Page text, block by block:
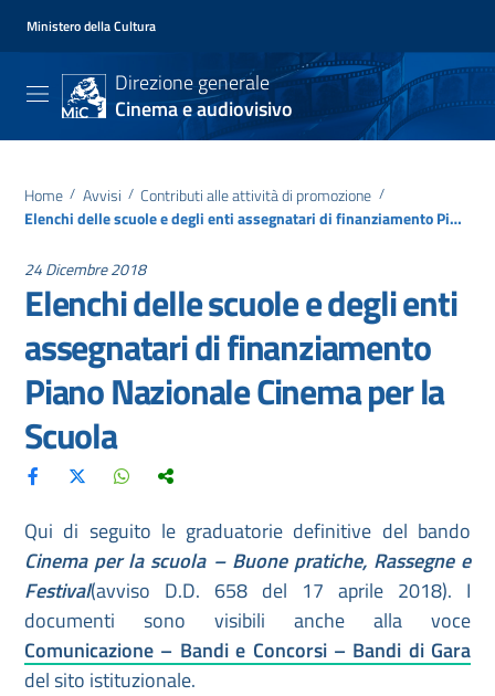
Ministero della Cultura
Direzione generale
Cinema e audiovisivo
Home / Avvisi / Contributi alle attività di promozione /
Elenchi delle scuole e degli enti assegnatari di finanziamento Piano Nazionale Cinema per la Scuola
24 Dicembre 2018
Elenchi delle scuole e degli enti
assegnatari di finanziamento
Piano Nazionale Cinema per la
Scuola
Qui di seguito le graduatorie definitive del bando
Cinema per la scuola – Buone pratiche, Rassegne e
Festival(avviso D.D. 658 del 17 aprile 2018). I
documenti sono visibili anche alla voce
Comunicazione – Bandi e Concorsi – Bandi di Gara
del sito istituzionale.